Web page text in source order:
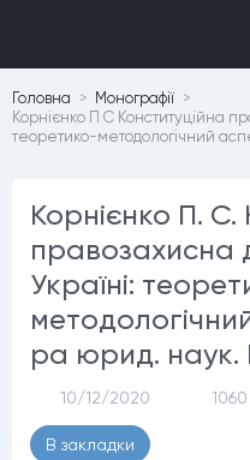
Головна
Монографiї
Корнієнко П С Конституційна
теоретико-методологічний
Корнієнко П. С.
правозахисна
Україні:
ра юрид. наук.
10/12/2020 1060
В закладки